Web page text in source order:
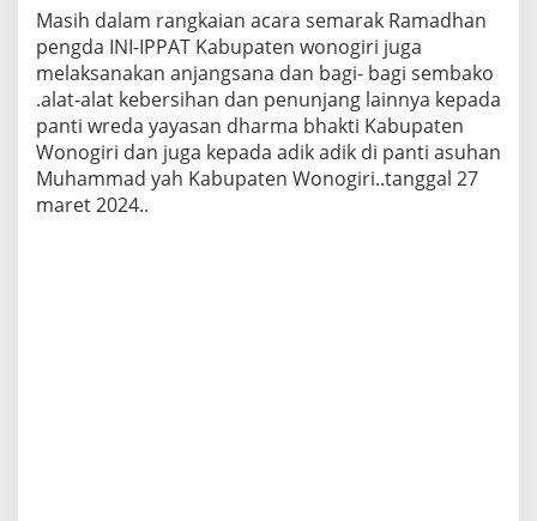
Masih dalam rangkaian acara semarak Ramadhan
pengda INI-IPPAT Kabupaten wonogiri juga
melaksanakan anjangsana dan bagi- bagi sembako
.alat-alat kebersihan dan penunjang lainnya kepada
panti wreda yayasan dharma bhakti Kabupaten
Wonogiri dan juga kepada adik adik di panti asuhan
Muhammad yah Kabupaten Wonogiri..tanggal 27
maret 2024..